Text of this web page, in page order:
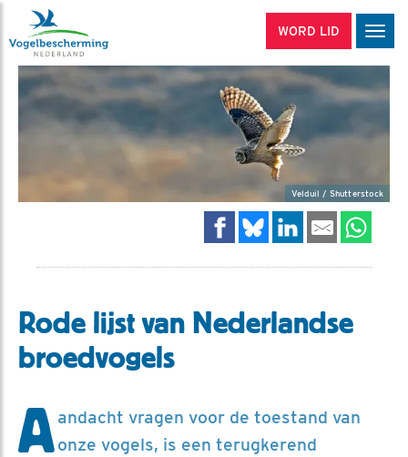
WORD LID
Velduil / Shutterstock
Rode lijst van Nederlandse
broedvogels
Aandacht vragen voor de toestand van
onze vogels, is een terugkerend